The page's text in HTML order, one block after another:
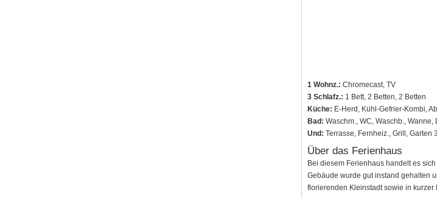
1 Wohnz.: Chromecast, TV
3 Schlafz.: 1 Bett, 2 Betten, 2 Betten
Küche: E-Herd, Kühl-Gefrier-Kombi,
Bad: Waschm., WC, Waschb., Wanne,
Und: Terrasse, Fernheiz., Grill, Garten
Über das Ferienhaus
Bei diesem Ferienhaus handelt es
Gebäude wurde gut instand gehalten
florierenden Kleinstadt sowie in